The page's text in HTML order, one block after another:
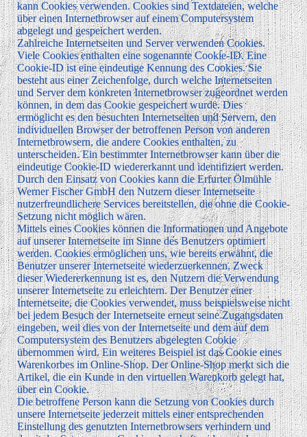
kann Cookies verwenden. Cookies sind Textdateien, welche
über einen Internetbrowser auf einem Computersystem
abgelegt und gespeichert werden.
Zahlreiche Internetseiten und Server verwenden Cookies.
Viele Cookies enthalten eine sogenannte Cookie-ID. Eine
Cookie-ID ist eine eindeutige Kennung des Cookies. Sie
besteht aus einer Zeichenfolge, durch welche Internetseiten
und Server dem konkreten Internetbrowser zugeordnet werden
können, in dem das Cookie gespeichert wurde. Dies
ermöglicht es den besuchten Internetseiten und Servern, den
individuellen Browser der betroffenen Person von anderen
Internetbrowsern, die andere Cookies enthalten, zu
unterscheiden. Ein bestimmter Internetbrowser kann über die
eindeutige Cookie-ID wiedererkannt und identifiziert werden.
Durch den Einsatz von Cookies kann die Erfurter Ölmühle
Werner Fischer GmbH den Nutzern dieser Internetseite
nutzerfreundlichere Services bereitstellen, die ohne die Cookie-
Setzung nicht möglich wären.
Mittels eines Cookies können die Informationen und Angebote
auf unserer Internetseite im Sinne des Benutzers optimiert
werden. Cookies ermöglichen uns, wie bereits erwähnt, die
Benutzer unserer Internetseite wiederzuerkennen. Zweck
dieser Wiedererkennung ist es, den Nutzern die Verwendung
unserer Internetseite zu erleichtern. Der Benutzer einer
Internetseite, die Cookies verwendet, muss beispielsweise nicht
bei jedem Besuch der Internetseite erneut seine Zugangsdaten
eingeben, weil dies von der Internetseite und dem auf dem
Computersystem des Benutzers abgelegten Cookie
übernommen wird. Ein weiteres Beispiel ist das Cookie eines
Warenkorbes im Online-Shop. Der Online-Shop merkt sich die
Artikel, die ein Kunde in den virtuellen Warenkorb gelegt hat,
über ein Cookie.
Die betroffene Person kann die Setzung von Cookies durch
unsere Internetseite jederzeit mittels einer entsprechenden
Einstellung des genutzten Internetbrowsers verhindern und